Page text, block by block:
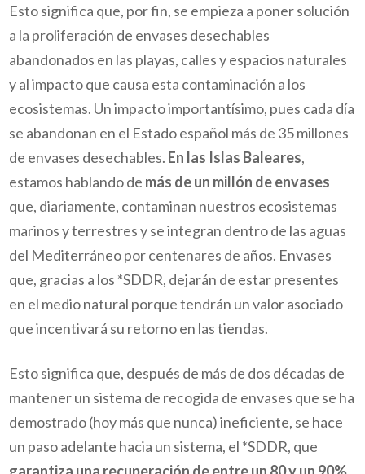
Esto significa que, por fin, se empieza a poner solución
a la proliferación de envases desechables
abandonados en las playas, calles y espacios naturales
y al impacto que causa esta contaminación a los
ecosistemas. Un impacto importantísimo, pues cada día
se abandonan en el Estado español más de 35 millones
de envases desechables. En las Islas Baleares,
estamos hablando de más de un millón de envases
que, diariamente, contaminan nuestros ecosistemas
marinos y terrestres y se integran dentro de las aguas
del Mediterráneo por centenares de años. Envases
que, gracias a los *SDDR, dejarán de estar presentes
en el medio natural porque tendrán un valor asociado
que incentivará su retorno en las tiendas.
Esto significa que, después de más de dos décadas de
mantener un sistema de recogida de envases que se ha
demostrado (hoy más que nunca) ineficiente, se hace
un paso adelante hacia un sistema, el *SDDR, que